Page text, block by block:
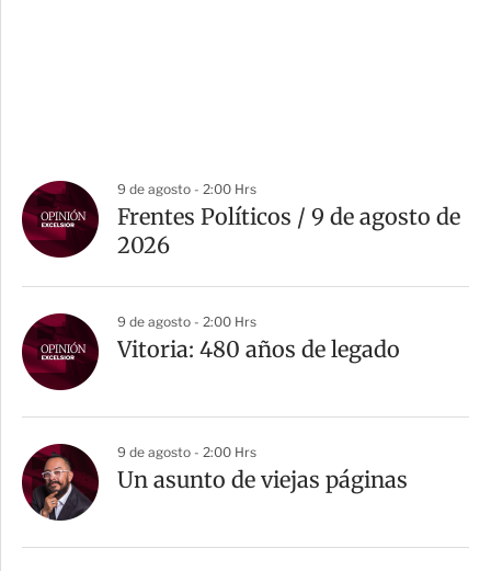
9 de agosto - 2:00 Hrs
Frentes Políticos / 9 de agosto de
2026
9 de agosto - 2:00 Hrs
Vitoria: 480 años de legado
9 de agosto - 2:00 Hrs
Un asunto de viejas páginas